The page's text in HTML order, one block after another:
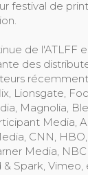
festival de
de l'ATLFF
des
Lionsgate,
Magnolia,
Media,
CNN,
Media,
Spark,